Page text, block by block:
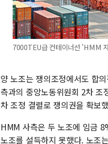
7000TEU급 컨테이너선 'HMM
양 노조는 쟁의조정에서도 합
측과의 중앙노동위원회 2차
차 조정 결렬로 쟁의권을 확보
HMM 사측은 두 노조에 임금
노조를 설득하지 못했다. 노조